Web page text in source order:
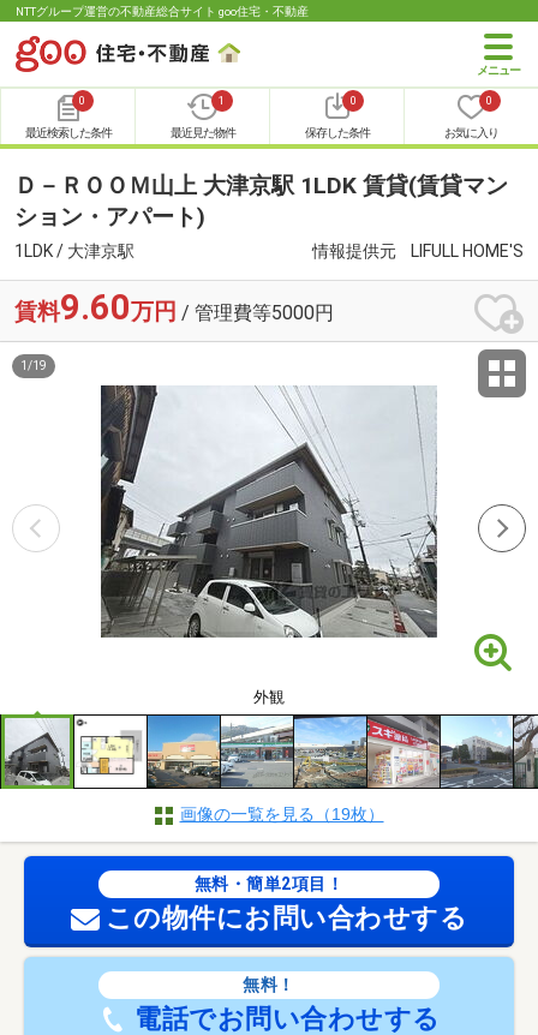
NTTグループ運営の不動産総合サイト goo住宅・不動産
0
最近検索した条件
1
最近見た物件
0
保存した条件
0
お気に入り
Ｄ－ＲＯＯＭ山上 大津京駅 1LDK 賃貸(賃貸マン
ション・アパート)
1LDK / 大津京駅 情報提供元 LIFULL HOME'S
賃料9.60万円 / 管理費等5000円
外観
1 /19
画像の一覧を見る（19枚）
無料・簡単2項目！
この物件にお問い合わせする
無料！
電話でお問い合わせする